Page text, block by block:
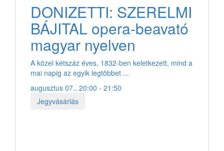
DONIZETTI: SZERELMI
BÁJITAL opera-beavató
magyar nyelven
A közel kétszáz éves, 1832-ben keletkezett, mind a
mai napig az egyik legtöbbet ...
augusztus 07., 20:00 - 21:50
Jegyvásárlás